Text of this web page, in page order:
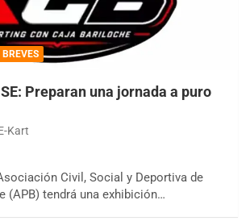
BREVES
Preparan una jornada a puro
Kart
Civil, Social y Deportiva de
(APB) tendrá una exhibición…